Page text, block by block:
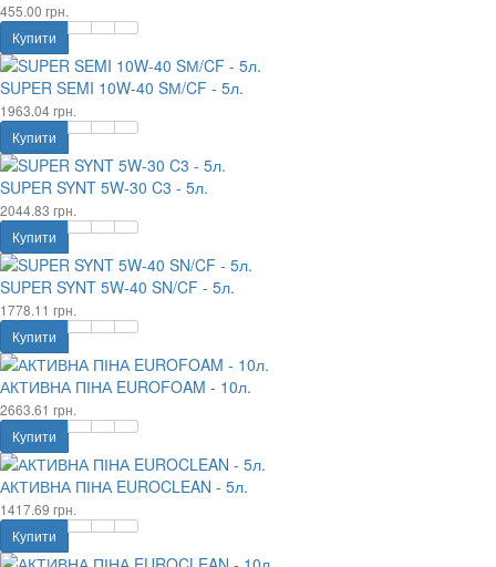
455.00 грн.
Купити
SUPER SEMI 10W-40 SМ/CF - 5л.
1963.04 грн.
Купити
SUPER SYNT 5W-30 C3 - 5л.
2044.83 грн.
Купити
SUPER SYNT 5W-40 SN/CF - 5л.
1778.11 грн.
Купити
АКТИВНА ПІНА EUROFOAM - 10л.
2663.61 грн.
Купити
АКТИВНА ПІНА EUROCLEAN - 5л.
1417.69 грн.
Купити